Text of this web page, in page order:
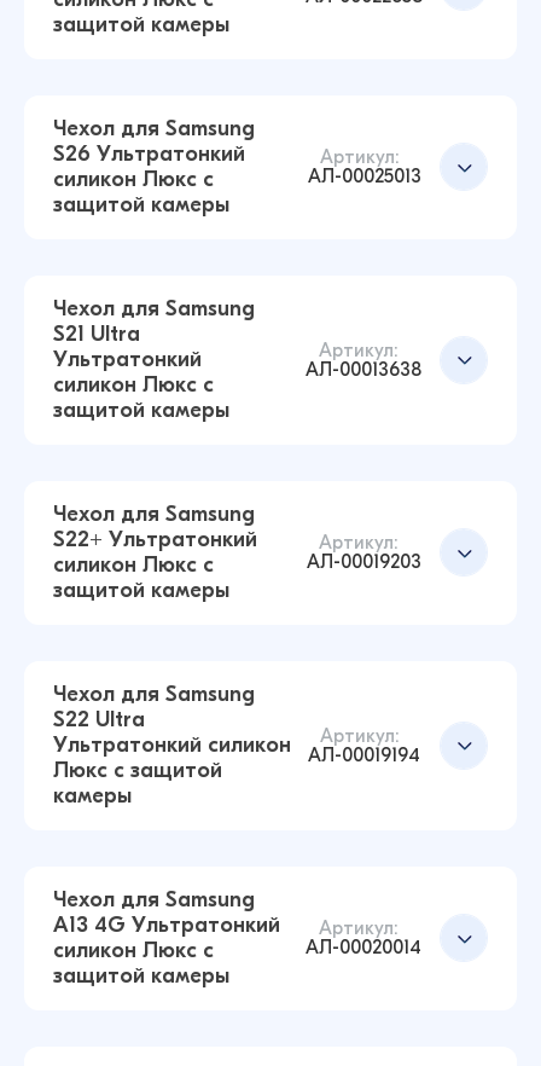
силикон Люкс с защитой камеры
Чехол для Samsung A52 Ультратонкий силикон
Люкс с защитой камеры (Прозрачный)
Добавить в корзину
защитой камеры
Чехол для Samsung S23 Ультратонкий силикон
Люкс с защитой камеры (Прозрачный)
Добавить в корзину
Чехол для Samsung
S26 Ультратонкий
силикон Люкс с
защитой камеры
Артикул:
АЛ-00025013
Чехол для Samsung S26 Ультратонкий силикон
Люкс с защитой камеры (Прозрачный)
Чехол для Samsung
S21 Ultra
Ультратонкий
силикон Люкс с
защитой камеры
Артикул:
АЛ-00013638
Чехол для Samsung S21 Ultra Ультратонкий
силикон Люкс с защитой камеры
(Прозрачный)
Добавить в корзину
Чехол для Samsung
S22+ Ультратонкий
силикон Люкс с
защитой камеры
Артикул:
АЛ-00019203
Чехол для Samsung S22+ Ультратонкий
силикон Люкс с защитой камеры
(Прозрачный)
Чехол для Samsung
S22 Ultra
Ультратонкий силикон
Люкс с защитой
камеры
Артикул:
АЛ-00019194
Чехол для Samsung
A13 4G Ультратонкий
силикон Люкс с
защитой камеры
Артикул:
АЛ-00020014